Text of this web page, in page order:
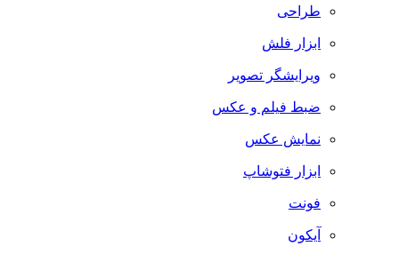
طراحی
ابزار فلش
ویرایشگر تصویر
ضبط فيلم و عكس
نمایش عکس
ابزار فتوشاپ
فونت
آیکون